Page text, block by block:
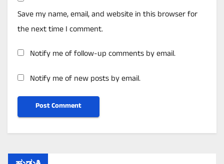
Save my name, email, and website in this browser for
the next time I comment.
Notify me of follow-up comments by email.
Notify me of new posts by email.